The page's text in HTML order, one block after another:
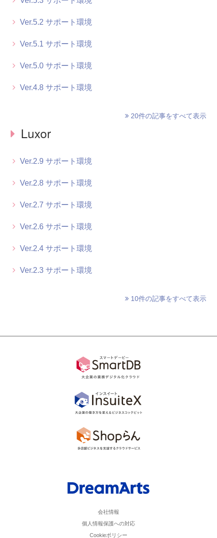
Ver.5.2 サポート環境
Ver.5.1 サポート環境
Ver.5.0 サポート環境
Ver.4.8 サポート環境
20件の記事をすべて表示
Luxor
Ver.2.9 サポート環境
Ver.2.8 サポート環境
Ver.2.7 サポート環境
Ver.2.6 サポート環境
Ver.2.4 サポート環境
Ver.2.3 サポート環境
10件の記事をすべて表示
会社情報
個人情報保護への対応
Cookieポリシー